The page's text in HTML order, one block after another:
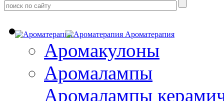
Ароматерапия
Аромакулоны
Аромалампы
Aромалампы